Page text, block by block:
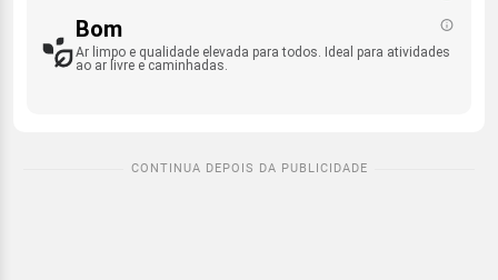
Bom
Ar limpo e qualidade elevada para todos. Ideal para atividades
ao ar livre e caminhadas.